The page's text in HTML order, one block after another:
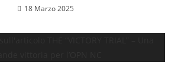
18 Marzo 2025